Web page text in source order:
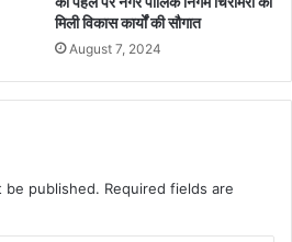
मिली विकास कार्यों की सौगात
August 7, 2024
be published. Required fields are